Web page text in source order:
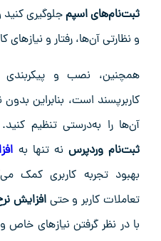
ثبت‌نام‌های اسپمجلوگیری کنید
و نظارتی آن‌ها، رفتار و نیازهای
همچنین، نصب و پیکربندی
کاربرپسند است، بنابراین
آن‌ها را به‌درستی تنظیم
ثبت‌نام وردپرس نه تنها به
بهبود تجربه کاربری کمک
تعاملات کاربر و حتیافزایش
با در نظر گرفتن نیازهای خاص